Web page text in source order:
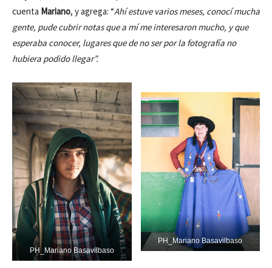
cuenta Mariano, y agrega: “Ahí estuve varios meses, conocí mucha
gente, pude cubrir notas que a mí me interesaron mucho, y que
esperaba conocer, lugares que de no ser por la fotografía no
hubiera podido llegar”.
PH_Mariano Basavilbaso
PH_Mariano Basavilbaso